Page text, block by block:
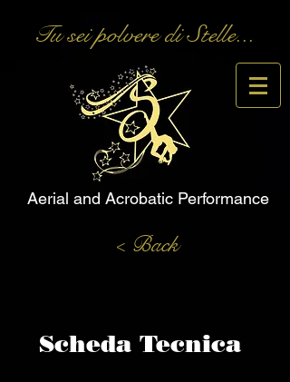
Tu sei polvere di Stelle...
Aerial and Acrobatic Performance
< Back
Scheda Tecnica